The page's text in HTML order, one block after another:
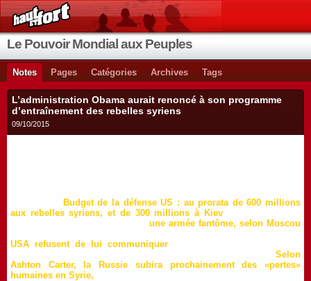
Le Pouvoir Mondial aux Peuples
Notes Pages Catégories Archives Tags
L’administration Obama aurait renoncé à son programme
d’entraînement des rebelles syriens
09/10/2015
Budget de la défense US : au prorata de 600 millions
aux rebelles syriens, et de 300 millions à Kiev
une armée fantôme, selon Moscou
USA refusent de lui communiquer
Selon
Ashton Carter, la Russie subira prochainement des «pertes»
humaines en Syrie,